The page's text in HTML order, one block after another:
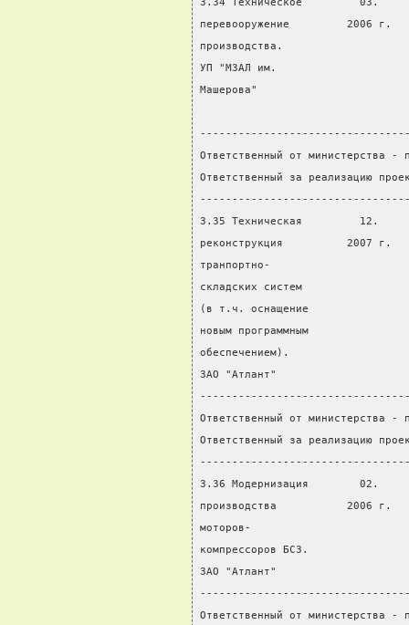
перевооружение         2006 г.
производства.
УП "МЗАЛ им.
Машерова"
Ответственный от министерства -
Ответственный за реализацию
3.35 Техническая
реконструкция          2007 г.
транпортно-
складских систем
(в т.ч. оснащение
новым программным
обеспечением).
ЗАО "Атлант"
Ответственный от министерства -
Ответственный за реализацию
3.36 Модернизация
производства           2006 г.
моторов-
компрессоров БСЗ.
ЗАО "Атлант"
Ответственный от министерства -